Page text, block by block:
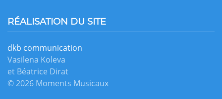
RÉALISATION DU SITE
dkb communication
Vasilena Koleva
et Béatrice Dirat
© 2026 Moments Musicaux